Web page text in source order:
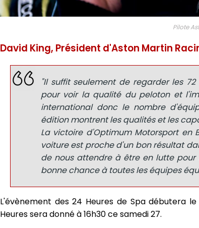
Pilote
David King, Président d'Aston Martin
"Il suffit seulement de regarder les
pour voir la qualité du peloton et
international donc le nombre
édition montrent les qualités et les
La victoire d'Optimum Motorsport en
voiture est proche d'un bon résultat
de nous attendre à être en lutte
bonne chance à toutes les équipes
L'évènement des 24 Heures de Spa débutera
Heures sera donné à 16h30 ce samedi 27.